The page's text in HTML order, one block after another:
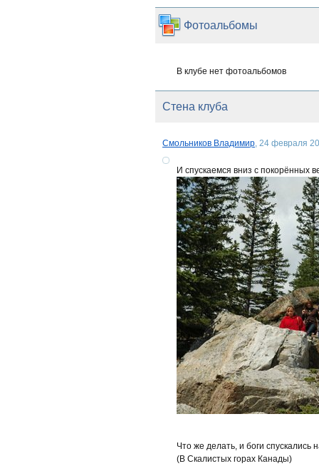
Фотоальбомы
В клубе нет фотоальбомов
Стена клуба
Смольников Владимир, 24 февраля
И спускаемся вниз с покорённых
Что же делать, и боги спускались
(В Скалистых горах Канады)